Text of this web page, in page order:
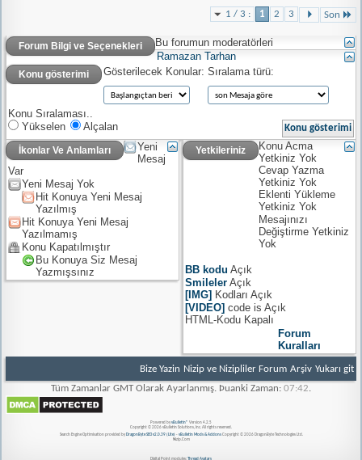
1 / 3 : 1 2 3 Son
Forum Bilgi ve Seçenekleri
Bu forumun moderatörleri
Ramazan Tarhan
Konu gösterimi Gösterilecek Konular: Sıralama türü:
Konu Sıralaması..
Yükselen
Alçalan
İkonlar Ve Anlamları
Yeni
Mesaj
Var
Yeni Mesaj Yok
Hit Konuya Yeni Mesaj
Yazılmış
Hit Konuya Yeni Mesaj
Yazılmamış
Konu Kapatılmıştır
Bu Konuya Siz Mesaj
Yazmışsınız
Yetkileriniz
Konu Acma
YetkinizYok
Cevap Yazma
YetkinizYok
Eklenti Yükleme
YetkinizYok
Mesajınızı
Değiştirme Yetkiniz
Yok
BB kodu Açık
Smileler Açık
[IMG] KodlarıAçık
[VIDEO] code isAçık
HTML-Kodu Kapalı
Forum
Kuralları
Bize Yazin Nizip ve Nizipliler Forum Arşiv Yukarı git
Tüm Zamanlar GMT Olarak Ayarlanmış. Þuanki Zaman: 07:42.
Powered by vBulletin® Version 4.2.5
Copyright © 2026 vBulletin Solutions, Inc. All rights reserved.
Search Engine Optimisation provided by DragonByte SEO v2.0.39 (Lite)- vBulletin Mods & AddonsCopyright © 2026 DragonByte Technologies Ltd.
Nizip.Com
Digital Point modules: Thread Avatars